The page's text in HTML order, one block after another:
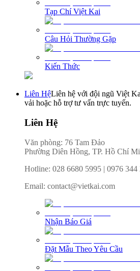
Tạp Chí Việt Kai
Câu Hỏi Thường Gặp
Kiến Thức
Liên HệLiên hệ với đội ngũ Việt
vải hoặc hỗ trợ tư vấn trực tuyến.
Liên Hệ
Văn phòng: 76 Tam Đảo
Phường Diên Hồng, TP. Hồ Chí
Hotline: 028 6680 5995 | 0976 344
Email: contact@vietkai.com
Nhận Báo Giá
Đặt Mẫu Theo Yêu Cầu